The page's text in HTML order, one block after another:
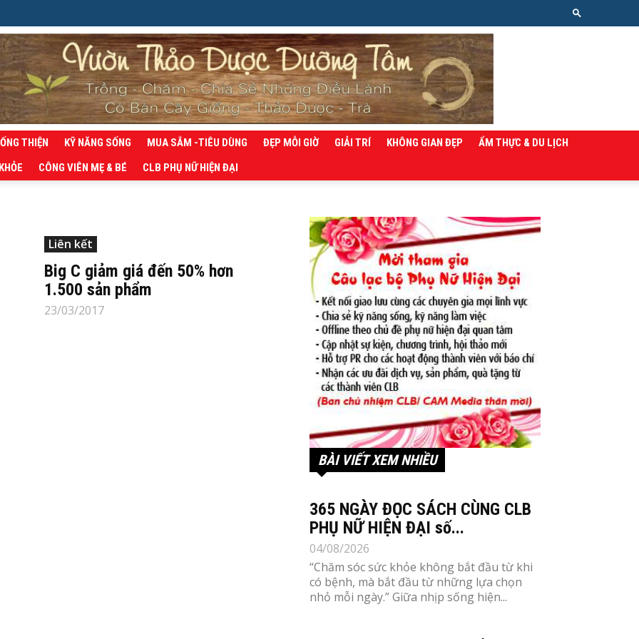
THIỆN KỸ NĂNG SỐNG MUA SẮM -TIÊU DÙNG ĐẸP MỖI GIỜ GIẢI TRÍ KHÔNG GIAN ĐẸP
ẨM THỰC & DU LỊCH
CÔNG VIÊN MẸ & BÉ CLB PHỤ NỮ HIỆN ĐẠI
Liên kết
Big C giảm giá đến 50% hơn
1.500 sản phẩm
23/03/2017
BÀI VIẾT XEM NHIỀU
365 NGÀY ĐỌC SÁCH CÙNG CLB
PHỤ NỮ HIỆN ĐẠI số...
04/08/2026
“Chăm sóc sức khỏe không bắt đầu từ khi
có bệnh, mà bắt đầu từ những lựa chọn
nhỏ mỗi ngày.” Giữa nhịp sống hiện...